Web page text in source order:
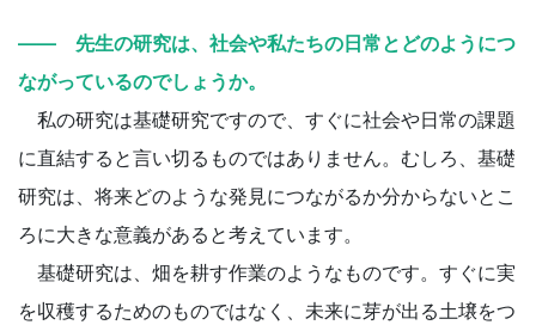
―― 先生の研究は、社会や私たちの日常とどのようにつ
ながっているのでしょうか。
私の研究は基礎研究ですので、すぐに社会や日常の課題
に直結すると言い切るものではありません。むしろ、基礎
研究は、将来どのような発見につながるか分からないとこ
ろに大きな意義があると考えています。
基礎研究は、畑を耕す作業のようなものです。すぐに実
を収穫するためのものではなく、未来に芽が出る土壌をつ